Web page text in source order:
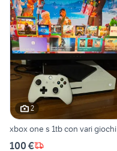
2
xbox one s 1tb con vari giochi
100 €